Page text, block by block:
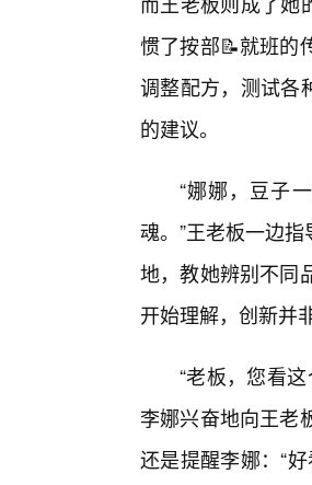
惯了按部📝就班的
调整配方，测试各
的建议。
“娜娜，豆子
魂。”王老板一边
地，教她辨别不同
开始理解，创新并
“老板，您看
李娜兴奋地向王老
还是提醒李娜：“